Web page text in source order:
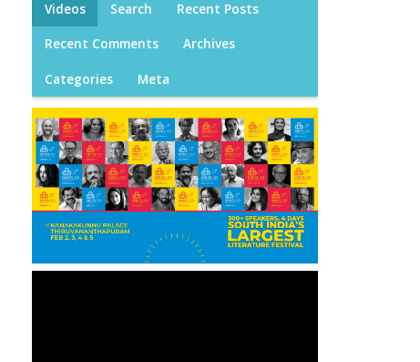
Videos Search Recent Posts
Recent Comments Archives
Categories Meta